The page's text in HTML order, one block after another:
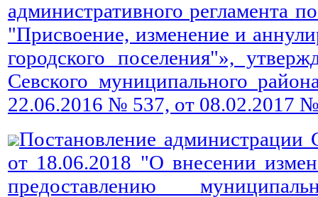
административного регламента
"Присвоение, изменение и
городского поселения"»,
Севского муниципального
22.06.2016 № 537, от 08.02.2017
Постановление
от 18.06.2018 "О внесении
предоставлению